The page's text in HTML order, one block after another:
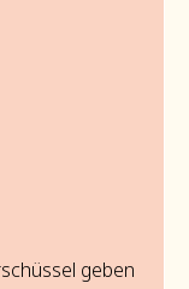
geben